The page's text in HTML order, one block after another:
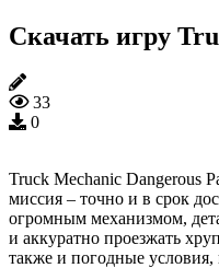
Скачать игру
33
0
Truck Mechanic Dangerous
миссия – точно и в срок
огромным механизмом,
и аккуратно проезжать
также и погодные